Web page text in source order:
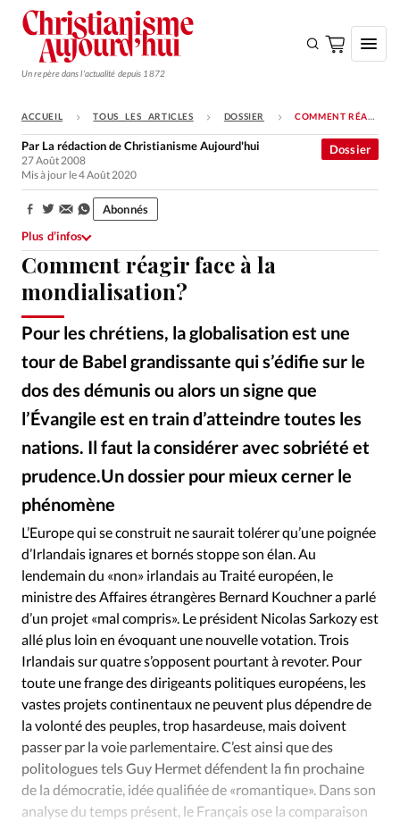
Un repère dans l'actualité depuis 1872
S'ABONNER
Monde
Opinions
Tous les articles
Faire un don
Emploi
Se connecter
Édition: Internationale
Devise:
RUBRIQUES
Tous les articles
Actualité chrétienne
Actualité internationale
Dossier
Eglises Foi Génération réveil
Monde
Opinions
Publireportage
Relations Aujourd'hui
Société
Tour du monde des Eglises
Trait d'Ixène
Vécu
Vie Intérieure
ACCUEIL TOUS LES ARTICLES DOSSIER COMMENT RÉAGIR FACE À LA MONDIALISATION?
Comment réagir face à la
mondialisation?
Pour les chrétiens, la globalisation est une
tour de Babel grandissante qui s’édifie sur le
dos des démunis ou alors un signe que
l’Évangile est en train d’atteindre toutes les
nations. Il faut la considérer avec sobriété et
prudence.Un dossier pour mieux cerner le
phénomène
Dossier
Par La rédaction de Christianisme Aujourd'hui
27 Août 2008
Mis à jour le 4 Août 2020
Partager:
Abonnés
Plus d’infos
L’Europe qui se construit ne saurait tolérer qu’une poignée
d’Irlandais ignares et bornés stoppe son élan. Au
lendemain du «non» irlandais au Traité européen, le
ministre des Affaires étrangères Bernard Kouchner a parlé
d’un projet «mal compris». Le président Nicolas Sarkozy est
allé plus loin en évoquant une nouvelle votation. Trois
Irlandais sur quatre s’opposent pourtant à revoter. Pour
toute une frange des dirigeants politiques européens, les
vastes projets continentaux ne peuvent plus dépendre de
la volonté des peuples, trop hasardeuse, mais doivent
passer par la voie parlementaire. C’est ainsi que des
politologues tels Guy Hermet défendent la fin prochaine
de la démocratie, idée qualifiée de «romantique». Dans son
analyse du temps présent, le Français ose la comparaison